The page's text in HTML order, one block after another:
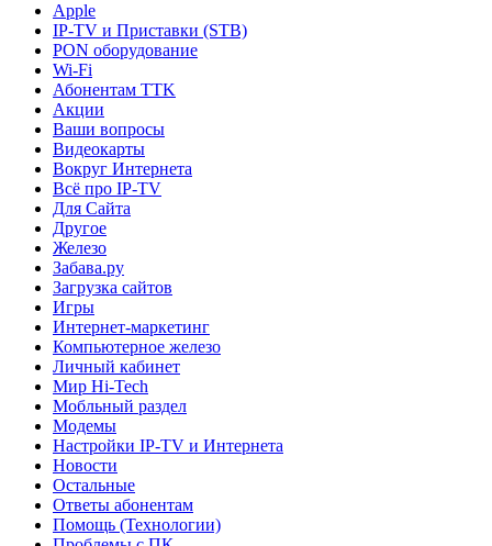
Apple
IP-TV и Приставки (STB)
PON оборудование
Wi-Fi
Абонентам TTK
Акции
Ваши вопросы
Видеокарты
Вокруг Интернета
Всё про IP-TV
Для Сайта
Другое
Железо
Забава.ру
Загрузка сайтов
Игры
Интернет-маркетинг
Компьютерное железо
Личный кабинет
Мир Hi-Tech
Мобльный раздел
Модемы
Настройки IP-TV и Интернета
Новости
Остальные
Ответы абонентам
Помощь (Технологии)